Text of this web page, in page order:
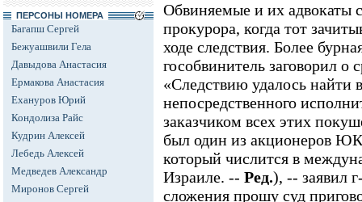
ПЕРСОНЫ НОМЕРА
Багапш Сергей
Бежуашвили Гела
Давыдова Анастасия
Ермакова Анастасия
Ехануров Юрий
Кондолиза Райс
Кудрин Алексей
Лебедь Алексей
Медведев Александр
Миронов Сергей
Обвиняемые и их адвокаты
прокурора, когда тот
ходе следствия. Более
гособвинитель заговорил
«Следствию удалось найти
непосредственного
заказчиком всех этих
был один из акционеров
который числится в
Израиле. -- Ред.), -- заявил
сложения прошу суд